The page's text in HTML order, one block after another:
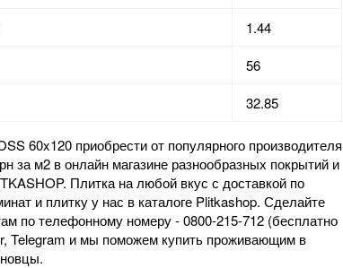
1.44
56
32.85
60x120 приобрести от популярного производителя
за м2 вонлайн магазине разнообразных покрытий и
Плитка на любой вкус с доставкой по
и плиткуу нас в каталоге Plitkashop. Сделайте
по телефонному номеру - 0800-215-712 (бесплатно
, Telegram и мы поможем купить проживающим в